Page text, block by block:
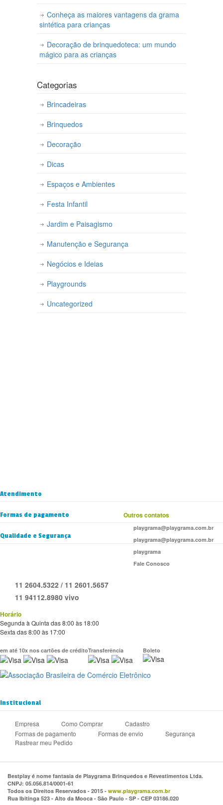
Conheça as maiores vantagens da grama
sintética para crianças
Decoração de brinquedoteca: um mundo
mágico para as crianças
Categorias
Brincadeiras
Brinquedos
Decoração
Dicas
Espaços e Ambientes
Festa Infantil
Jardim e Paisagismo
Manutenção e Segurança
Negócios e Ideias
Playgrounds
Uncategorized
Atendimento
Outros contatos
playgrama@playgrama.com.br
playgrama@playgrama.com.br
playgrama
Fale Conosco
11 2604.5322 / 11 2601.5657
11 94112.8980 vivo
Horário
Segunda à Quinta das 8:00 às 18:00
Sexta das 8:00 às 17:00
Formas de pagamento
em até 10x nos cartões de créditoTransferência Boleto
Qualidade e Segurança
Institucional
Empresa Como Comprar
Cadastro
Formas de pagamento
Formas de envio
Segurança
Rastrear meu Pedido
Bestplay é nome fantasia de Playgrama Brinquedos e Revestimentos Ltda.
CNPJ: 05.056.814/0001-61
Todos os Direitos Reservados - 2015 - www.playgrama.com.br
Rua Ibitinga 523 - Alto da Mooca - São Paulo - SP - CEP 03186.020